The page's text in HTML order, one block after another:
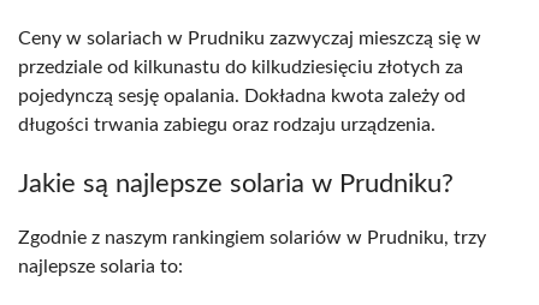
Ceny w solariach w Prudniku zazwyczaj mieszczą się w
przedziale od kilkunastu do kilkudziesięciu złotych za
pojedynczą sesję opalania. Dokładna kwota zależy od
długości trwania zabiegu oraz rodzaju urządzenia.
Jakie są najlepsze solaria w Prudniku?
Zgodnie z naszym rankingiem solariów w Prudniku, trzy
najlepsze solaria to: